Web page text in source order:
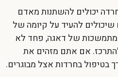
יכולים להשתנות מאדם
להעיד על קיומה של
מתמשכות של דאגה, פחד לא
להתרכז. אם אתם מזהים את
בטיפול בחרדות אצל מבוגרים.